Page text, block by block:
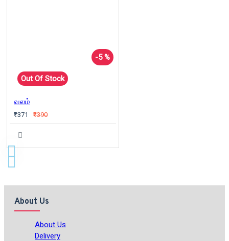
-5 %
Out Of Stock
வலம்
₹371 ₹390
About Us
About Us
Delivery